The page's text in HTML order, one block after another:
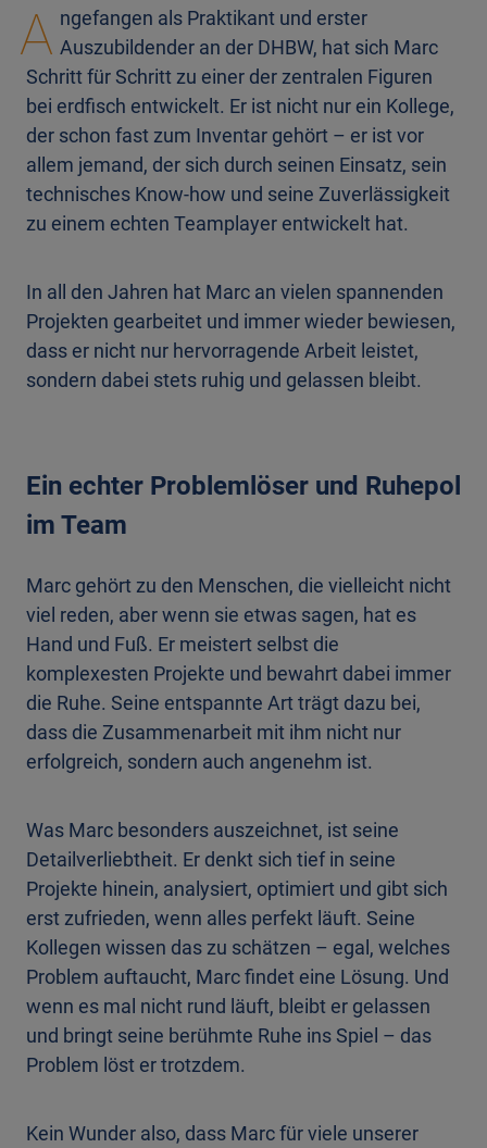
A ngefangen als Praktikant und erster
Auszubildender an der DHBW, hat sich Marc
Schritt für Schritt zu einer der zentralen Figuren
bei erdfisch entwickelt. Er ist nicht nur ein Kollege,
der schon fast zum Inventar gehört – er ist vor
allem jemand, der sich durch seinen Einsatz, sein
technisches Know-how und seine Zuverlässigkeit
zu einem echten Teamplayer entwickelt hat.
In all den Jahren hat Marc an vielen spannenden
Projekten gearbeitet und immer wieder bewiesen,
dass er nicht nur hervorragende Arbeit leistet,
sondern dabei stets ruhig und gelassen bleibt.
Ein echter Problemlöser und Ruhepol
im Team
Marc gehört zu den Menschen, die vielleicht nicht
viel reden, aber wenn sie etwas sagen, hat es
Hand und Fuß. Er meistert selbst die
komplexesten Projekte und bewahrt dabei immer
die Ruhe. Seine entspannte Art trägt dazu bei,
dass die Zusammenarbeit mit ihm nicht nur
erfolgreich, sondern auch angenehm ist.
Was Marc besonders auszeichnet, ist seine
Detailverliebtheit. Er denkt sich tief in seine
Projekte hinein, analysiert, optimiert und gibt sich
erst zufrieden, wenn alles perfekt läuft. Seine
Kollegen wissen das zu schätzen – egal, welches
Problem auftaucht, Marc findet eine Lösung. Und
wenn es mal nicht rund läuft, bleibt er gelassen
und bringt seine berühmte Ruhe ins Spiel – das
Problem löst er trotzdem.
Kein Wunder also, dass Marc für viele unserer